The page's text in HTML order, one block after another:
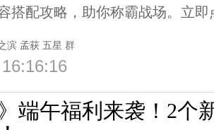
搭配攻略，助你称霸战场。立
滨 孟获 五星 群
》端午福利来袭！2个